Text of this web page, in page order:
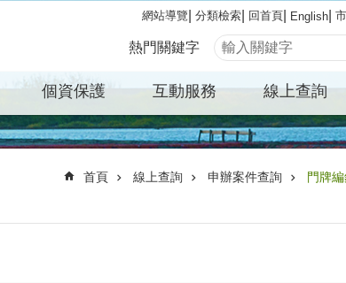
網站導覽 分類檢索 回首頁 English
熱門關鍵字 搜尋
個資保護 互動服務 線上查詢
首頁 線上查詢 申辦案件查詢 門牌